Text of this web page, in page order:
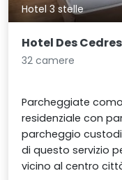
Hotel 3 stelle
Hotel Des Cedres
32 camere
Parcheggiate
residenziale con
parcheggio
di questo servizio
vicino al centro